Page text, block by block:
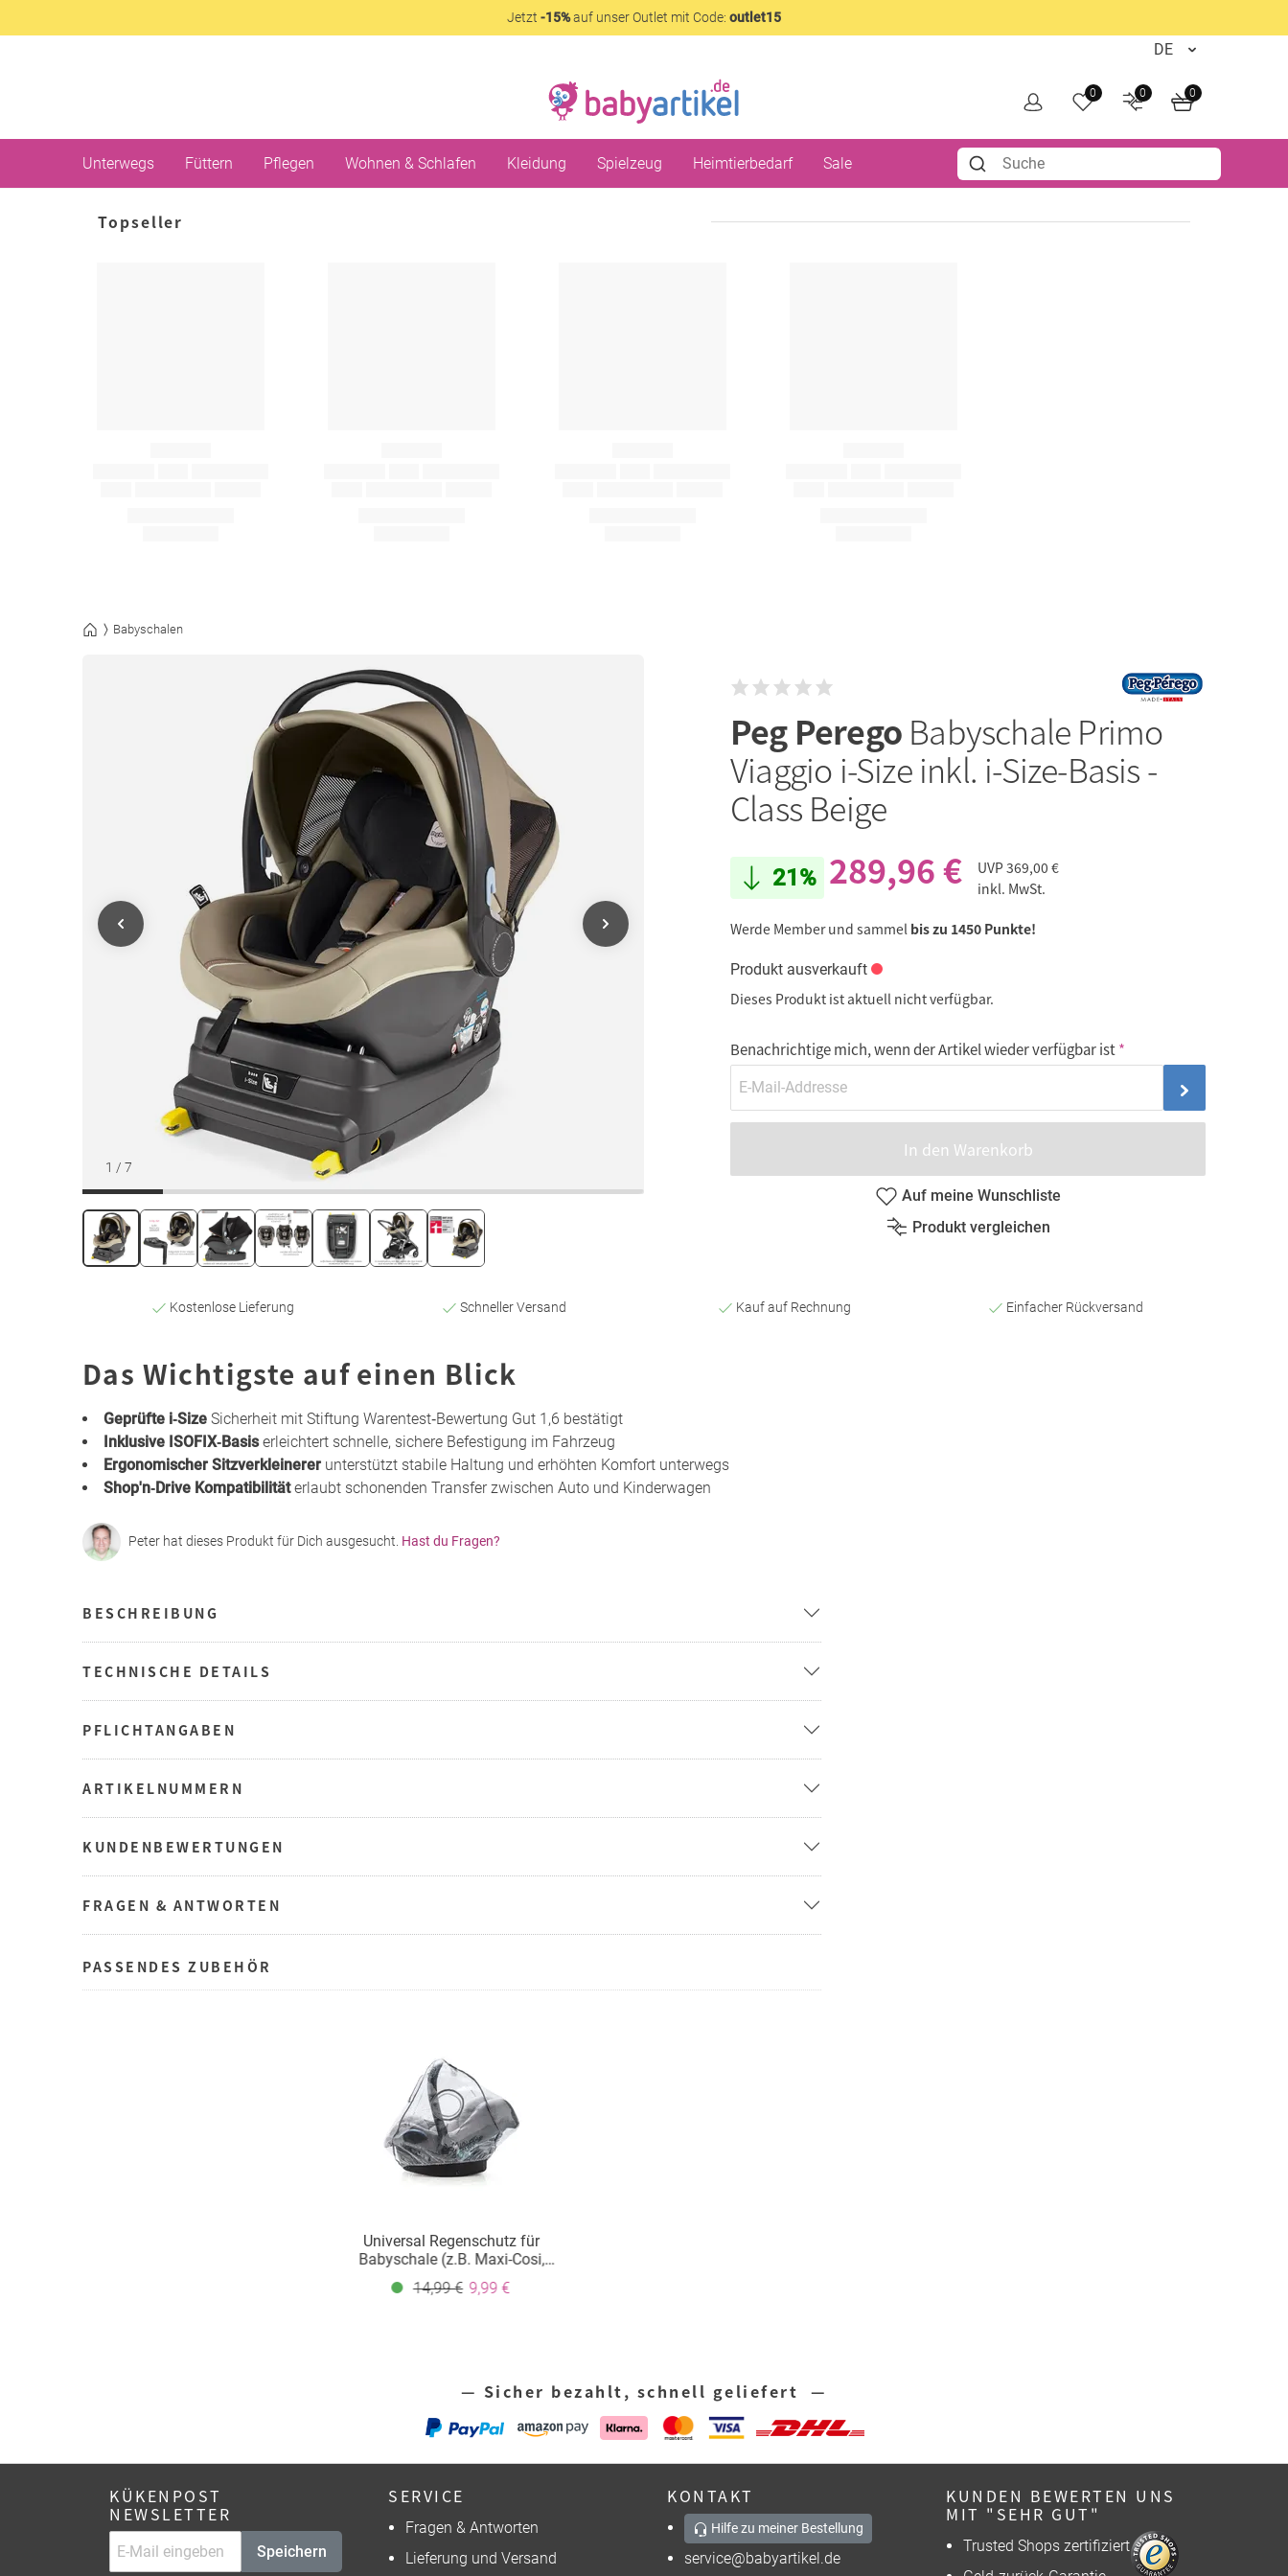
Jetzt -15%auf unser Outlet mit Code: outlet15
0 0 0
Unterwegs Füttern Pflegen Wohnen & Schlafen Kleidung Spielzeug Heimtierbedarf Sale
Topseller
Babyschalen
1 / 7
Peg Perego Babyschale Primo
Viaggio i-Size inkl. i-Size-Basis -
Class Beige
21% 289,96 € UVP369,00 €
inkl. MwSt.
Werde Member und sammel bis zu 1450 Punkte!
Produkt ausverkauft
Dieses Produkt ist aktuell nicht verfügbar.
Benachrichtige mich, wenn der Artikel wieder verfügbar ist
In den Warenkorb
Auf meine Wunschliste
Produkt vergleichen
Kostenlose Lieferung Schneller Versand Kauf auf Rechnung Einfacher Rückversand
Das Wichtigste auf einen Blick
Geprüfte i‑Size Sicherheit mit Stiftung Warentest‑Bewertung Gut 1,6 bestätigt
Inklusive ISOFIX‑Basiserleichtert schnelle, sichere Befestigung im Fahrzeug
Ergonomischer Sitzverkleinerer unterstützt stabile Haltung und erhöhten Komfort unterwegs
Shop'n‑Drive Kompatibilitäterlaubt schonenden Transfer zwischen Auto und Kinderwagen
Peter hat dieses Produkt für Dich ausgesucht. Hast du Fragen?
BESCHREIBUNG
TECHNISCHE DETAILS
PFLICHTANGABEN
ARTIKELNUMMERN
KUNDENBEWERTUNGEN
FRAGEN & ANTWORTEN
PASSENDES ZUBEHÖR
Universal Regenschutz für
Babyschale (z.B. Maxi-Cosi,
14,99 € 9,99 €
— Sicher bezahlt, schnell geliefert —
KÜKENPOST
NEWSLETTER
Speichern
SERVICE
Fragen & Antworten
Lieferung und Versand
KONTAKT
Hilfe zu meiner Bestellung
service@babyartikel.de
KUNDEN BEWERTEN UNS
MIT "SEHR GUT"
Trusted Shops zertifiziert